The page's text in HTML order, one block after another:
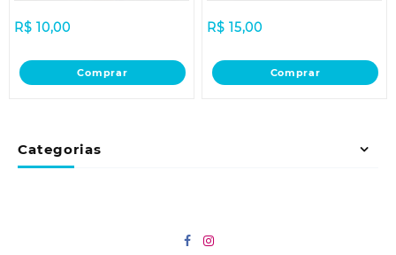
Categorias
R$ 10,00
Comprar
R$ 15,00
Comprar